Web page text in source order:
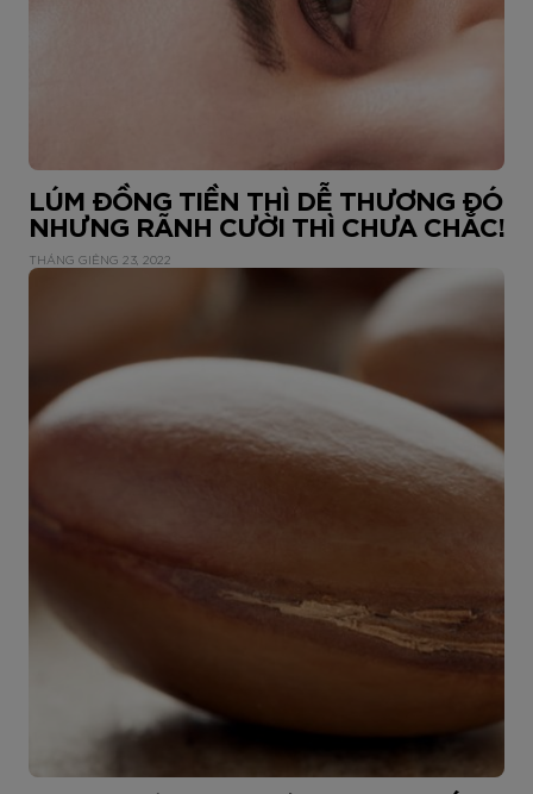
LÚM ĐỒNG TIỀN THÌ DỄ THƯƠNG ĐÓ
NHƯNG RÃNH CƯỜI THÌ CHƯA CHẮC!
THÁNG GIÊNG 23, 2022